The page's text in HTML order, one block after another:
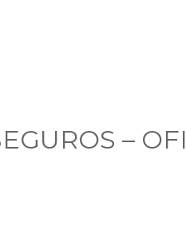
–